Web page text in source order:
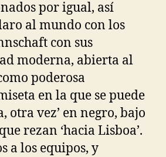
por igual, así
al mundo con los
con sus
moderna, abierta al
poderosa
en la que se puede
otra vez’ en negro, bajo
rezan ‘hacia Lisboa’.
a los equipos, y